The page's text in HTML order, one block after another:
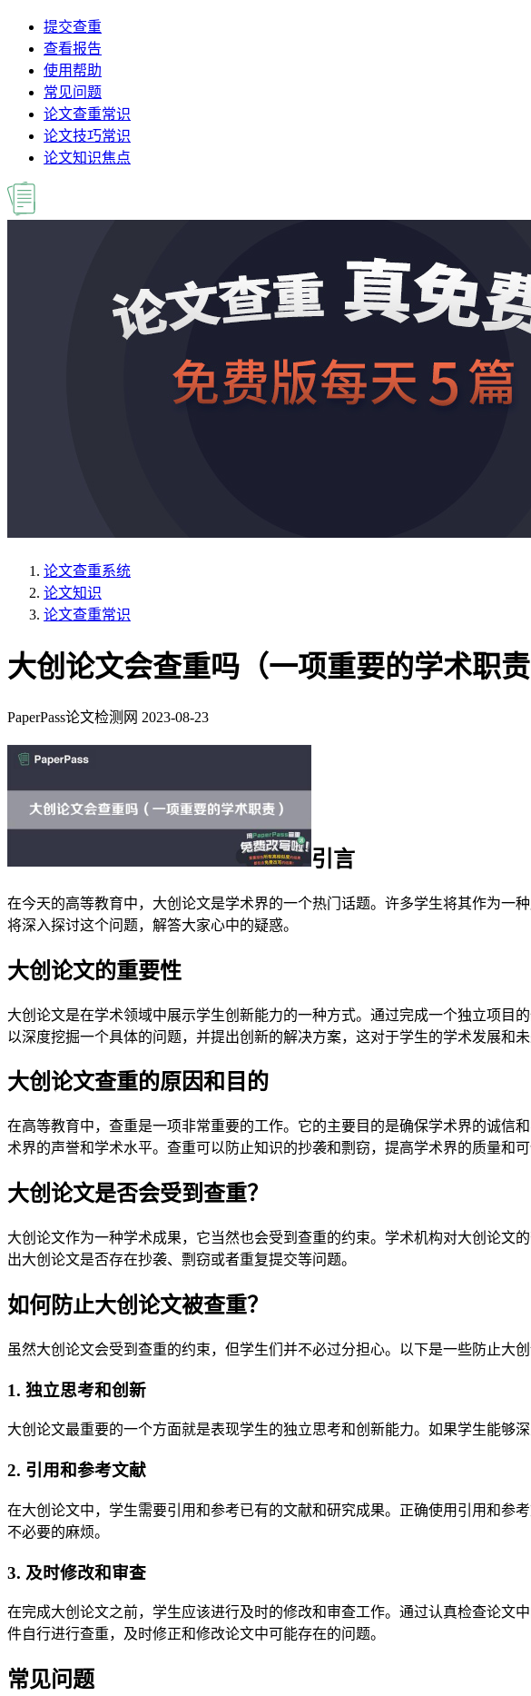
提交查重
查看报告
使用帮助
常见问题
论文查重常识
论文技巧常识
论文知识焦点
论文查重系统
论文知识
论文查重常识
大创论文会查重吗（一项重要的学术职责
PaperPass论文检测网 2023-08-23
引言
在今天的高等教育中，大创论文是学术界的一个热门话题。许多学生将其作为一
将深入探讨这个问题，解答大家心中的疑惑。
大创论文的重要性
大创论文是在学术领域中展示学生创新能力的一种方式。通过完成一个独立项目
以深度挖掘一个具体的问题，并提出创新的解决方案，这对于学生的学术发展和
大创论文查重的原因和目的
在高等教育中，查重是一项非常重要的工作。它的主要目的是确保学术界的诚信
术界的声誉和学术水平。查重可以防止知识的抄袭和剽窃，提高学术界的质量和可
大创论文是否会受到查重？
大创论文作为一种学术成果，它当然也会受到查重的约束。学术机构对大创论文
出大创论文是否存在抄袭、剽窃或者重复提交等问题。
如何防止大创论文被查重？
虽然大创论文会受到查重的约束，但学生们并不必过分担心。以下是一些防止大创
1. 独立思考和创新
大创论文最重要的一个方面就是表现学生的独立思考和创新能力。如果学生能够
2. 引用和参考文献
在大创论文中，学生需要引用和参考已有的文献和研究成果。正确使用引用和参
不必要的麻烦。
3. 及时修改和审查
在完成大创论文之前，学生应该进行及时的修改和审查工作。通过认真检查论文
件自行进行查重，及时修正和修改论文中可能存在的问题。
常见问题